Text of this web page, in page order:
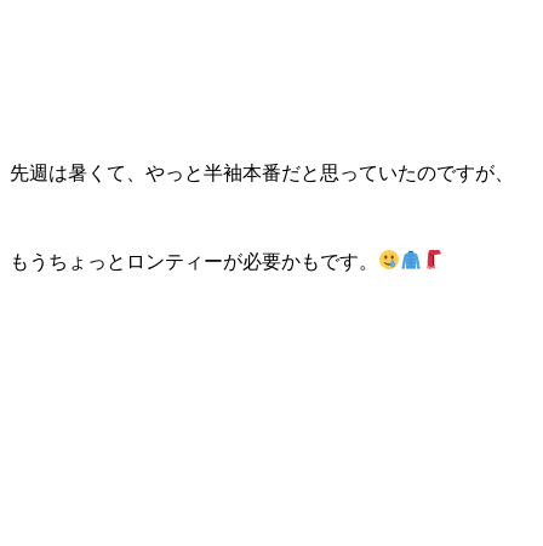
先週は暑くて、やっと半袖本番だと思っていたのですが、
もうちょっとロンティーが必要かもです。